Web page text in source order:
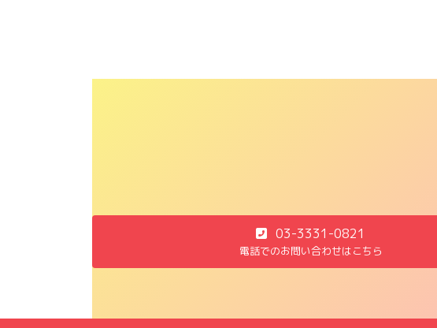
03-3331-0821
電話でのお問い合わせはこちら